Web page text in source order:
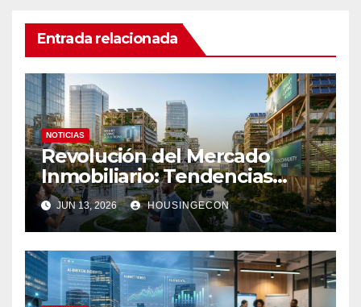
Entrada relacionada
NOTICIAS
Revolución del Mercado
Inmobiliario: Tendencias
Clave 2023
JUN 13, 2026 HOUSINGECON